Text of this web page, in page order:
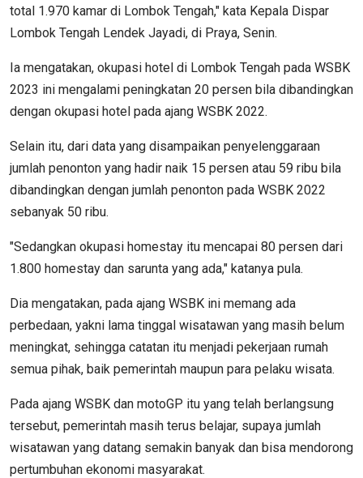
total 1.970 kamar di Lombok Tengah," kata Kepala Dispar
Lombok Tengah Lendek Jayadi, di Praya, Senin.
Ia mengatakan, okupasi hotel di Lombok Tengah pada WSBK
2023 ini mengalami peningkatan 20 persen bila dibandingkan
dengan okupasi hotel pada ajang WSBK 2022.
Selain itu, dari data yang disampaikan penyelenggaraan
jumlah penonton yang hadir naik 15 persen atau 59 ribu bila
dibandingkan dengan jumlah penonton pada WSBK 2022
sebanyak 50 ribu.
"Sedangkan okupasi homestay itu mencapai 80 persen dari
1.800 homestay dan sarunta yang ada," katanya pula.
Dia mengatakan, pada ajang WSBK ini memang ada
perbedaan, yakni lama tinggal wisatawan yang masih belum
meningkat, sehingga catatan itu menjadi pekerjaan rumah
semua pihak, baik pemerintah maupun para pelaku wisata.
Pada ajang WSBK dan motoGP itu yang telah berlangsung
tersebut, pemerintah masih terus belajar, supaya jumlah
wisatawan yang datang semakin banyak dan bisa mendorong
pertumbuhan ekonomi masyarakat.